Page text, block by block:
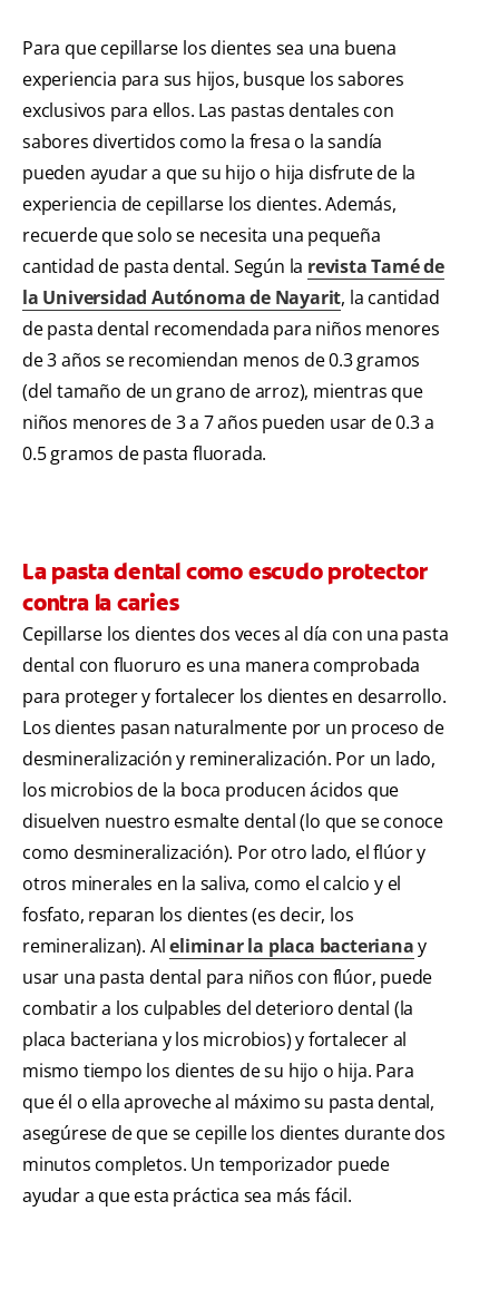
Para que cepillarse los dientes sea una buena
experiencia para sus hijos, busque los sabores
exclusivos para ellos. Las pastas dentales con
sabores divertidos como la fresa o la sandía
pueden ayudar a que su hijo o hija disfrute de la
experiencia de cepillarse los dientes. Además,
recuerde que solo se necesita una pequeña
cantidad de pasta dental. Según la revista Tamé de
la Universidad Autónoma de Nayarit, la cantidad
de pasta dental recomendada para niños menores
de 3 años se recomiendan menos de 0.3 gramos
(del tamaño de un grano de arroz), mientras que
niños menores de 3 a 7 años pueden usar de 0.3 a
0.5 gramos de pasta fluorada.
La pasta dental como escudo protector
contra la caries
Cepillarse los dientes dos veces al día con una pasta
dental con fluoruro es una manera comprobada
para proteger y fortalecer los dientes en desarrollo.
Los dientes pasan naturalmente por un proceso de
desmineralización y remineralización. Por un lado,
los microbios de la boca producen ácidos que
disuelven nuestro esmalte dental (lo que se conoce
como desmineralización). Por otro lado, el flúor y
otros minerales en la saliva, como el calcio y el
fosfato, reparan los dientes (es decir, los
remineralizan). Aleliminar la placa bacterianay
usar una pasta dental para niños con flúor, puede
combatir a los culpables del deterioro dental (la
placa bacteriana y los microbios) y fortalecer al
mismo tiempo los dientes de su hijo o hija. Para
que él o ella aproveche al máximo su pasta dental,
asegúrese de que se cepille los dientes durante dos
minutos completos. Un temporizador puede
ayudar a que esta práctica sea más fácil.